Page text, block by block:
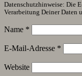
Datenschutzhinweise: Die
Verarbeitung Deiner Daten
Name *
E-Mail-Adresse *
Website